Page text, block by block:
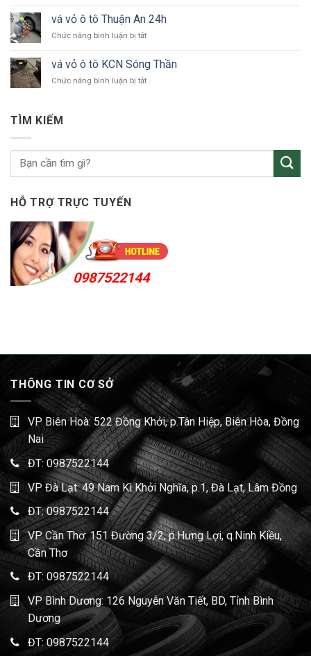
KCN
vỏ
xe
ô
Bắc
Tân
Uyên
vá vỏ ô tô Thuận An 24h
Chức năng bình luận bị tắtở
ô
tô
vá vỏ ô tô KCN Sóng Thần
Chức năng bình luận bị tắtở
Sóng
TÌM KIẾM
HỖ TRỢ TRỰC TUYẾN
0987522144
THÔNG TIN CƠ SỞ
VP Biên Hoà: 522 Đồng Khởi, p.Tân Hiệp, Biên Hòa, Đồng
Nai
ĐT: 0987522144
VP Đà Lạt: 49 Nam Kì Khởi Nghĩa, p.1, Đà Lạt, Lâm Đồng
ĐT:0987522144
VP Cần Thơ: 151 Đường 3/2, p.Hưng Lợi, q.Ninh Kiều,
Cần Thơ
ĐT: 0987522144
VP Bình Dương: 126 Nguyễn Văn Tiết, BD, Tỉnh Bình
Dương
ĐT: 0987522144